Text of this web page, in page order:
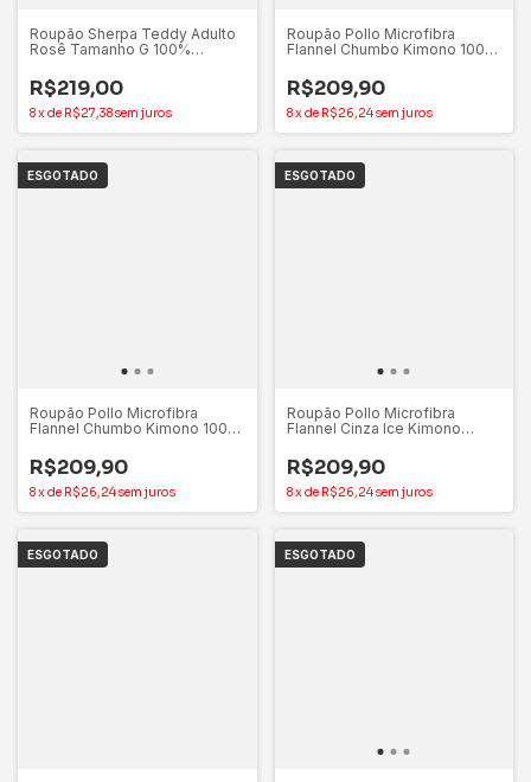
Roupão Sherpa Teddy Adulto
Rosê Tamanho G 100%
R$219,00
8x de R$27,38sem juros
Roupão Pollo Microfibra
Flannel Chumbo Kimono 100%
R$209,90
8x de R$26,24sem juros
ESGOTADO
Roupão Pollo Microfibra
Flannel Chumbo Kimono 100%
R$209,90
8xde R$26,24sem juros
ESGOTADO
Roupão Pollo Microfibra
Flannel Cinza Ice Kimono
R$209,90
8xde R$26,24sem juros
ESGOTADO ESGOTADO